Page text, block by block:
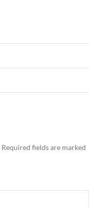
Required fields are marked